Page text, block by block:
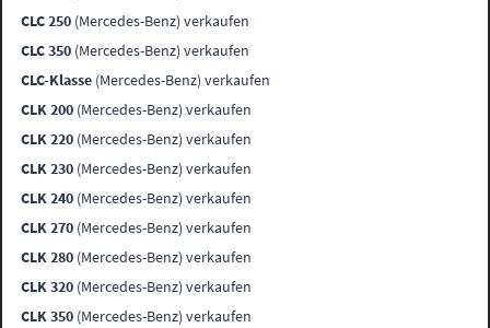
CLC 250 (Mercedes-Benz) verkaufen
CLC 350 (Mercedes-Benz) verkaufen
CLC-Klasse (Mercedes-Benz) verkaufen
CLK 200 (Mercedes-Benz) verkaufen
CLK 220 (Mercedes-Benz) verkaufen
CLK 230 (Mercedes-Benz) verkaufen
CLK 240 (Mercedes-Benz) verkaufen
CLK 270 (Mercedes-Benz) verkaufen
CLK 280 (Mercedes-Benz) verkaufen
CLK 320 (Mercedes-Benz) verkaufen
CLK 350 (Mercedes-Benz) verkaufen